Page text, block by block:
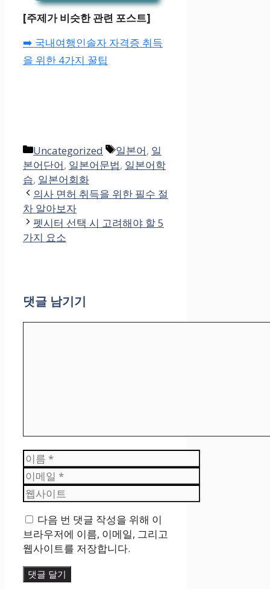
[주제가 비슷한 관련 포스트]
➡️ 국내여행인솔자 자격증 취득
을 위한 4가지 꿀팁
카
테
고
리
Uncategorized
태
그
일본어, 일
본어단어, 일본어문법, 일본어학
습, 일본어회화
의사 면허 취득을 위한 필수 절
차 알아보자
펫시터 선택 시 고려해야 할 5
가지 요소
댓글 남기기
이
름
이
메
일
웹
사
이
트
다음 번 댓글 작성을 위해 이
브라우저에 이름, 이메일, 그리고
웹사이트를 저장합니다.